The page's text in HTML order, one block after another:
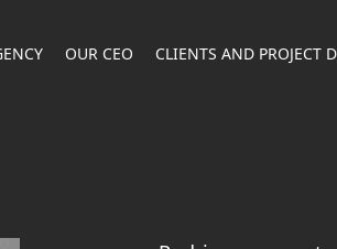
OUR CEO CLIENTS AND PROJECT